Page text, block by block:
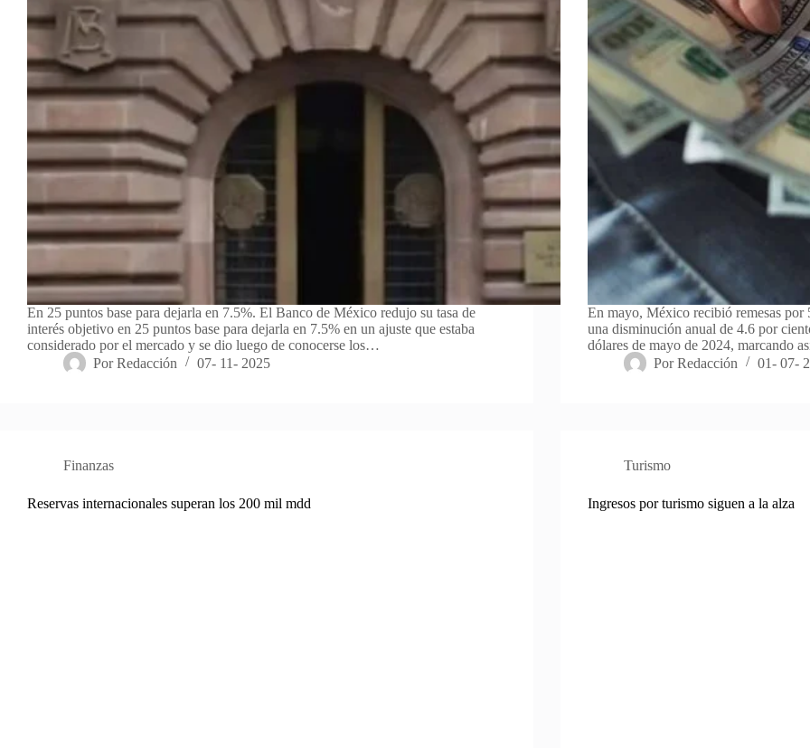
En 25 puntos base para dejarla en 7.5%. El Banco de México redujo su tasa de
interés objetivo en 25 puntos base para dejarla en 7.5% en un ajuste que estaba
considerado por el mercado y se dio luego de conocerse los…
Por Redacción 07- 11- 2025
En mayo, México recibió remesas
una disminución anual de 4.6 por
dólares de mayo de 2024, marcando
Por Redacción 01- 07-
Finanzas
Reservas internacionales superan los 200 mil mdd
Turismo
Ingresos por turismo siguen a la alza